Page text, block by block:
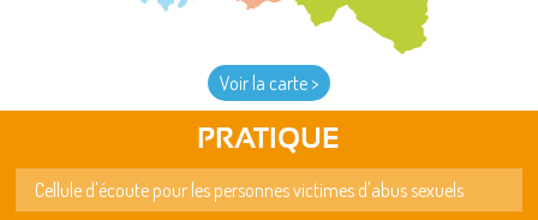
Voir la carte >
PRATIQUE
Cellule d'écoute pour les personnes victimes d'abus sexuels